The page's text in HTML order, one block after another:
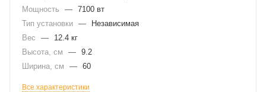
Мощность
— 7100 вт
Тип установки —
Независимая
Вес
—
12.4 кг
Высота, см
— 9.2
Ширина, см
— 60
Все характеристики